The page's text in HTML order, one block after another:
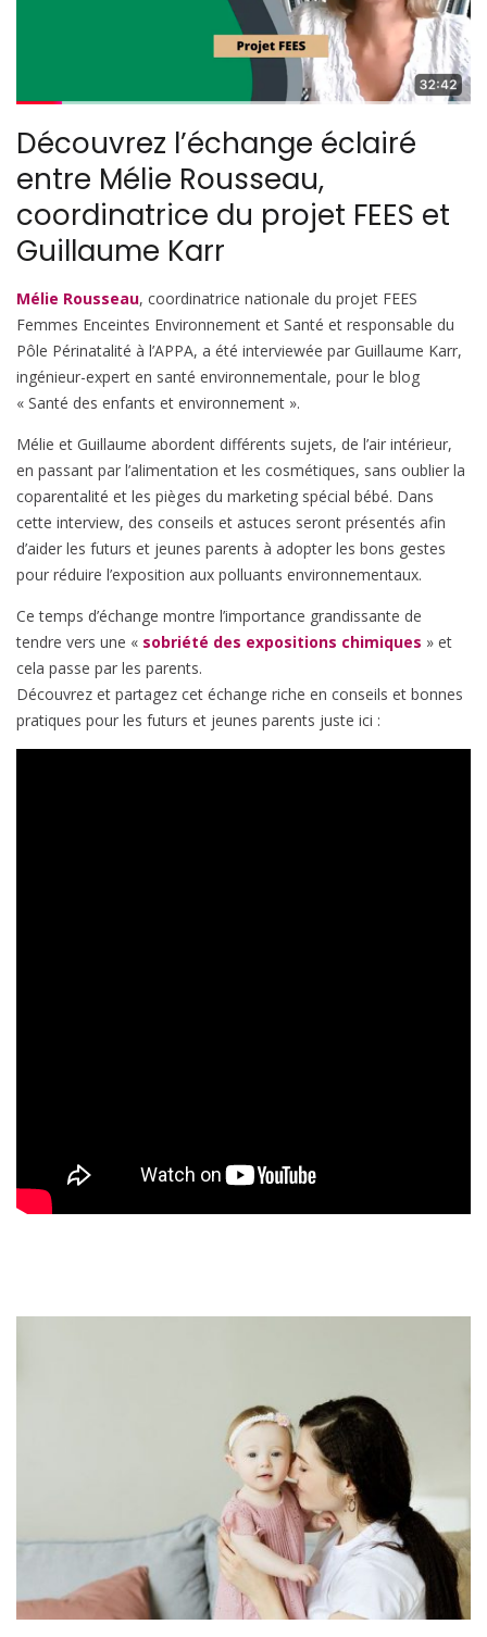
Découvrez l’échange éclairé
entre Mélie Rousseau,
coordinatrice du projet FEES et
Guillaume Karr
Mélie Rousseau, coordinatrice nationale du projet FEES
Femmes Enceintes Environnement et Santé et responsable du
Pôle Périnatalité à l’APPA, a été interviewée par Guillaume Karr,
ingénieur-expert en santé environnementale, pour le blog
« Santé des enfants et environnement ».
Mélie et Guillaume abordent différents sujets, de l’air intérieur,
en passant par l’alimentation et les cosmétiques, sans oublier la
coparentalité et les pièges du marketing spécial bébé. Dans
cette interview, des conseils et astuces seront présentés afin
d’aider les futurs et jeunes parents à adopter les bons gestes
pour réduire l’exposition aux polluants environnementaux.
Ce temps d’échange montre l’importance grandissante de
tendre vers une « sobriété des expositions chimiques » et
cela passe par les parents.
Découvrez et partagez cet échange riche en conseils et bonnes
pratiques pour les futurs et jeunes parents juste ici :